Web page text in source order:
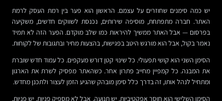
יש כמה סימנים שחוזרים על עצמם. הראשון הוא פער בין רמת העסק לרמת
האתר. חברה מתפתחת, מוסיפה שירותים, נכנסת לשווקים חדשים, משקיעה
בפרסום — אבל האתר ממשיך להיראות כמו שלב מוקדם. הפער הזה לא תמיד
נאמר בקול, אבל הוא מורגש היטב בפגישות, בהצעות מחיר ובתגובות של לקוחות.
הסימן השני הוא קושי תפעולי. כל שינוי קטן דורש מעקפים. כל עמוד חדש שוברת
את המבנה. כל קמפיין מחייב פתרון אחר. כשהאתר מפסיק לשרת את הארגון
ומתחיל לנהל אותו, זה בדרך כלל סימן מובהק שהגיע הזמן לעצור ולתכנן מחדש.
הסימן השלישי הוא חוסר אפקטיביות. יש תנועה, אבל לא מספיק פניות. יש פניות,